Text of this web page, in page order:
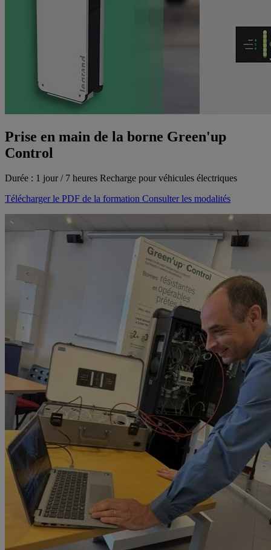
Prise en main de la borne Green'up
Control
Durée : 1 jour / 7 heures Recharge pour véhicules électriques
Télécharger le PDF de la formation Consulter les modalités